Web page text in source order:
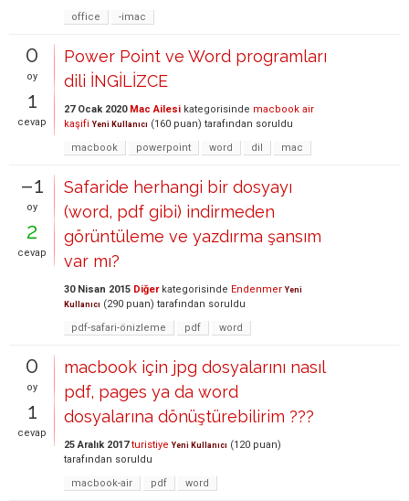
office
-imac
0
oy
1
cevap
Power Point ve Word programları
dili İNGİLİZCE
27 Ocak 2020 Mac Ailesi kategorisinde macbook air
kaşifi Yeni Kullanıcı (160 puan) tarafından soruldu
macbook
powerpoint word dil mac
–1
oy
2
cevap
Safaride herhangi bir dosyayı
(word, pdf gibi) indirmeden
görüntüleme ve yazdırma şansım
var mı?
30 Nisan 2015 Diğerkategorisinde Endenmer Yeni
Kullanıcı (290 puan) tarafından soruldu
pdf-safari-önizleme
pdf word
0
oy
1
cevap
macbook için jpg dosyalarını nasıl
pdf, pages ya da word
dosyalarına dönüştürebilirim ???
25 Aralık 2017 turistiye Yeni Kullanıcı (120 puan)
tarafından soruldu
macbook-air
pdf word